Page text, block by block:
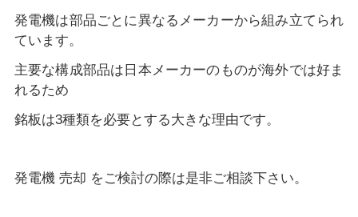
発電機は部品ごとに異なるメーカーから組み立てられ
ています。
主要な構成部品は日本メーカーのものが海外では好ま
れるため
銘板は3種類を必要とする大きな理由です。
発電機 売却 をご検討の際は是非ご相談下さい。